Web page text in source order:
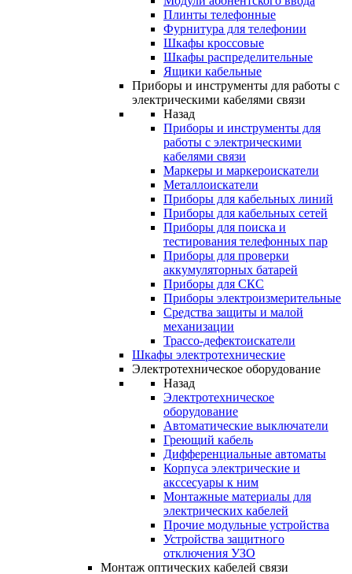
Плинты телефонные
Фурнитура для телефонии
Шкафы кроссовые
Шкафы распределительные
Ящики кабельные
Приборы и инструменты для работы с
электрическими кабелями связи
Назад
Приборы и инструменты для
работы с электрическими
кабелями связи
Маркеры и маркероискатели
Металлоискатели
Приборы для кабельных линий
Приборы для кабельных сетей
Приборы для поиска и
тестирования телефонных пар
Приборы для проверки
аккумуляторных батарей
Приборы для СКС
Приборы электроизмерительные
Средства защиты и малой
механизации
Трассо-дефектоискатели
Шкафы электротехнические
Электротехническое оборудование
Назад
Электротехническое
оборудование
Автоматические выключатели
Греющий кабель
Дифференциальные автоматы
Корпуса электрические и
акссесуары к ним
Монтажные материалы для
электрических кабелей
Прочие модульные устройства
Устройства защитного
отключения УЗО
Монтаж оптических кабелей связи